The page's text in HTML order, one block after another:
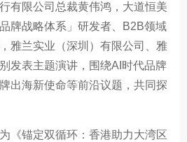
有限公司总裁黄伟鸿，大道恒美
牌战略体系」研发者、B2B领域
雅兰实业（深圳）有限公司、雅
发表主题演讲，围绕AI时代品牌
出海新使命等前沿议题，共同探
锚定双循环：香港助力大湾区